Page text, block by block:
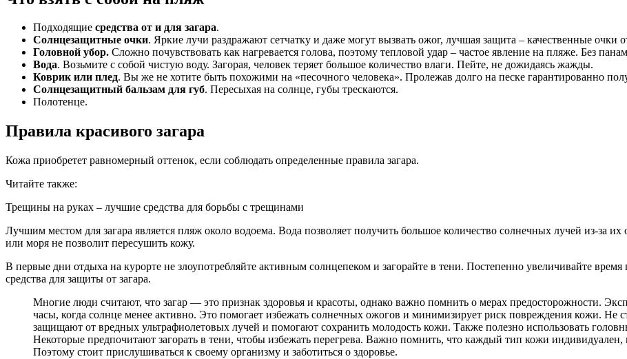
Подходящие средства от и для загара.
Солнцезащитные очки. Яркие лучи раздражают сетчатку и даже могут вызвать ожог, лучшая защита – качественные очки
Головной убор. Сложно почувствовать как нагревается голова, поэтому тепловой удар – частое явление на пляже. Без
Вода. Возьмите с собой чистую воду. Загорая, человек теряет большое количество влаги. Пейте, не дожидаясь жажды.
Коврик или плед. Вы же не хотите быть похожими на «песочного человека». Пролежав долго на песке гарантированно
Солнцезащитный бальзам для губ. Пересыхая на солнце, губы трескаются.
Полотенце.
Правила красивого загара
Кожа приобретет равномерный оттенок, если соблюдать определенные правила загара.
Читайте также:
Трещины на руках – лучшие средства для борьбы с трещинами
Лучшим местом для загара является пляж около водоема. Вода позволяет получить большое количество солнечных лучей из-за
или моря не позволит пересушить кожу.
В первые дни отдыха на курорте не злоупотребляйте активным солнцепеком и загорайте в тени. Постепенно увеличивайте
средства для защиты от загара.
Многие люди считают, что загар — это признак здоровья и красоты, однако важно помнить о мерах предосторожности.
часы, когда солнце менее активно. Это помогает избежать солнечных ожогов и минимизирует риск повреждения кожи. Не
защищают от вредных ультрафиолетовых лучей и помогают сохранить молодость кожи. Также полезно использовать
Некоторые предпочитают загорать в тени, чтобы избежать перегрева. Важно помнить, что каждый тип кожи
Поэтому стоит прислушиваться к своему организму и заботиться о здоровье.